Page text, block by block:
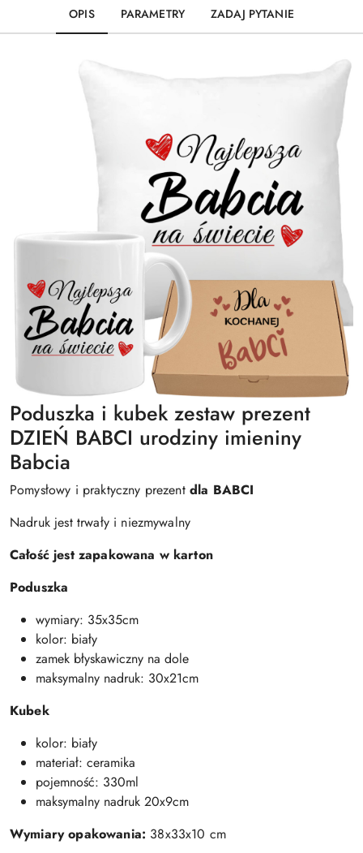
OPIS PARAMETRY ZADAJ PYTANIE
Poduszka i kubek zestaw prezent
DZIEŃ BABCI urodziny imieniny
Babcia
Pomysłowy i praktyczny prezent dla BABCI
Nadruk jest trwały i niezmywalny
Całość jest zapakowana w karton
Poduszka
wymiary: 35x35cm
kolor: biały
zamek błyskawiczny na dole
maksymalny nadruk: 30x21cm
Kubek
kolor: biały
materiał: ceramika
pojemność: 330ml
maksymalny nadruk 20x9cm
Wymiary opakowania: 38x33x10 cm